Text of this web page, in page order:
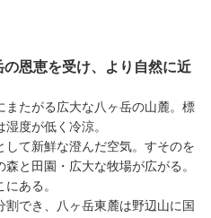
恩恵を受け、より自然に近
またがる広大な八ヶ岳の山麓。標
度が低く冷涼。
て新鮮な澄んだ空気。すそのを
と田園・広大な牧場が広がる。
ある。
でき、八ヶ岳東麓は野辺山に国